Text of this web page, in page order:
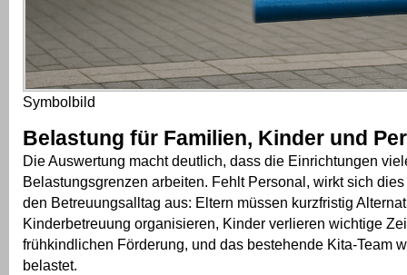
Symbolbild
Belastung für Familien, Kinder und
Die Auswertung macht deutlich, dass die Einrichtungen
Belastungsgrenzen arbeiten. Fehlt Personal, wirkt sich
den Betreuungsalltag aus: Eltern müssen kurzfristig
Kinderbetreuung organisieren, Kinder verlieren wichtige
frühkindlichen Förderung, und das bestehende Kita-Team
belastet.